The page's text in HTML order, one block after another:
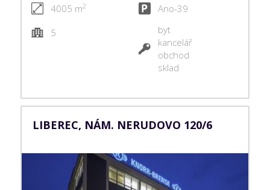
4005 m2
Ano-39
5
byt
kancelář
obchod
sklad
LIBEREC, NÁM. NERUDOVO 120/6